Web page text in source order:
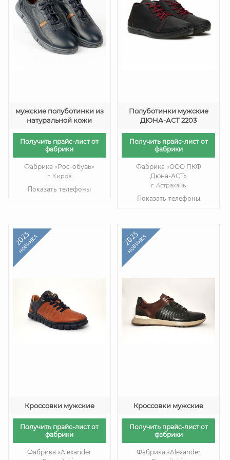
мужские полуботинки из
натуральной кожи
Получить прайс-лист от
фабрики
Фабрика «Рос-обувь»
г. Киров
Показать телефоны
Полуботинки мужские
ДЮНА-АСТ 2203
Получить прайс-лист от
фабрики
Фабрика «ООО ПКФ
Дюна-АСТ»
г. Астрахань
Показать телефоны
2025
НОВИНКА
Кроссовки мужские
Получить прайс-лист от
фабрики
Фабрика «Alexander
2025
НОВИНКА
Кроссовки мужские
Получить прайс-лист от
фабрики
Фабрика «Alexander